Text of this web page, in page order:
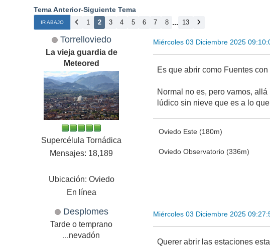
Tema Anterior-Siguiente Tema
IR ABAJO 1 2 3 4 5 6 7 8 ... 13
Torrelloviedo
La vieja guardia de
Meteored
Supercélula Tornádica
Mensajes: 18,189
Ubicación: Oviedo
En línea
Miércoles 03 Diciembre 2025
Es que abrir como Fuentes
Normal no es, pero vamos,
lúdico sin nieve que es a lo
Oviedo Este (180m)
Oviedo Observatorio (336m)
Desplomes
Tarde o temprano
...nevadón
Miércoles 03 Diciembre 2025
Querer abrir las estaciones